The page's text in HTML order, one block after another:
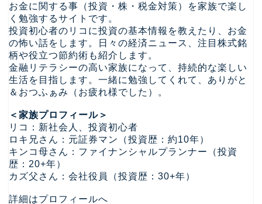
お金に関する事（投資・株・税金対策）を家族で楽し
く勉強するサイトです。
投資初心者のリコに投資の基本情報を教えたり、お金
の怖い話をします。日々の経済ニュース、注目株式銘
柄や役立つ節約術も紹介します。
金融リテラシーの高い家族になって、持続的な楽しい
生活を目指します。一緒に勉強してくれて、ありがと
＆おつふぁみ（お疲れ様でした）。
＜家族プロフィール＞
リコ：新社会人、投資初心者
ロキ兄さん：元証券マン（投資歴：約10年）
キンコ母さん：ファイナンシャルプランナー（投資
歴：20+年）
カズ父さん：会社役員（投資歴：30+年）
詳細はプロフィールへ